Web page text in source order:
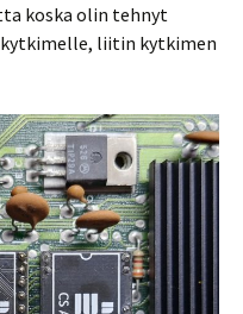
koska olin tehnyt
kytkimelle, liitin kytkimen